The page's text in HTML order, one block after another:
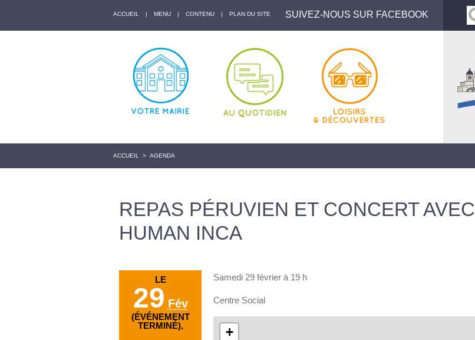
ACCUEIL | MENU | CONTENU | PLAN DU SITE SUIVEZ-NOUS SUR FACEBOOK
ACCUEIL > AGENDA
REPAS PÉRUVIEN ET CONCERT AVEC
HUMAN INCA
LE
29 Fév
(ÉVÉNEMENT
TERMINÉ),
Samedi 29 février à 19 h
Centre Social
+